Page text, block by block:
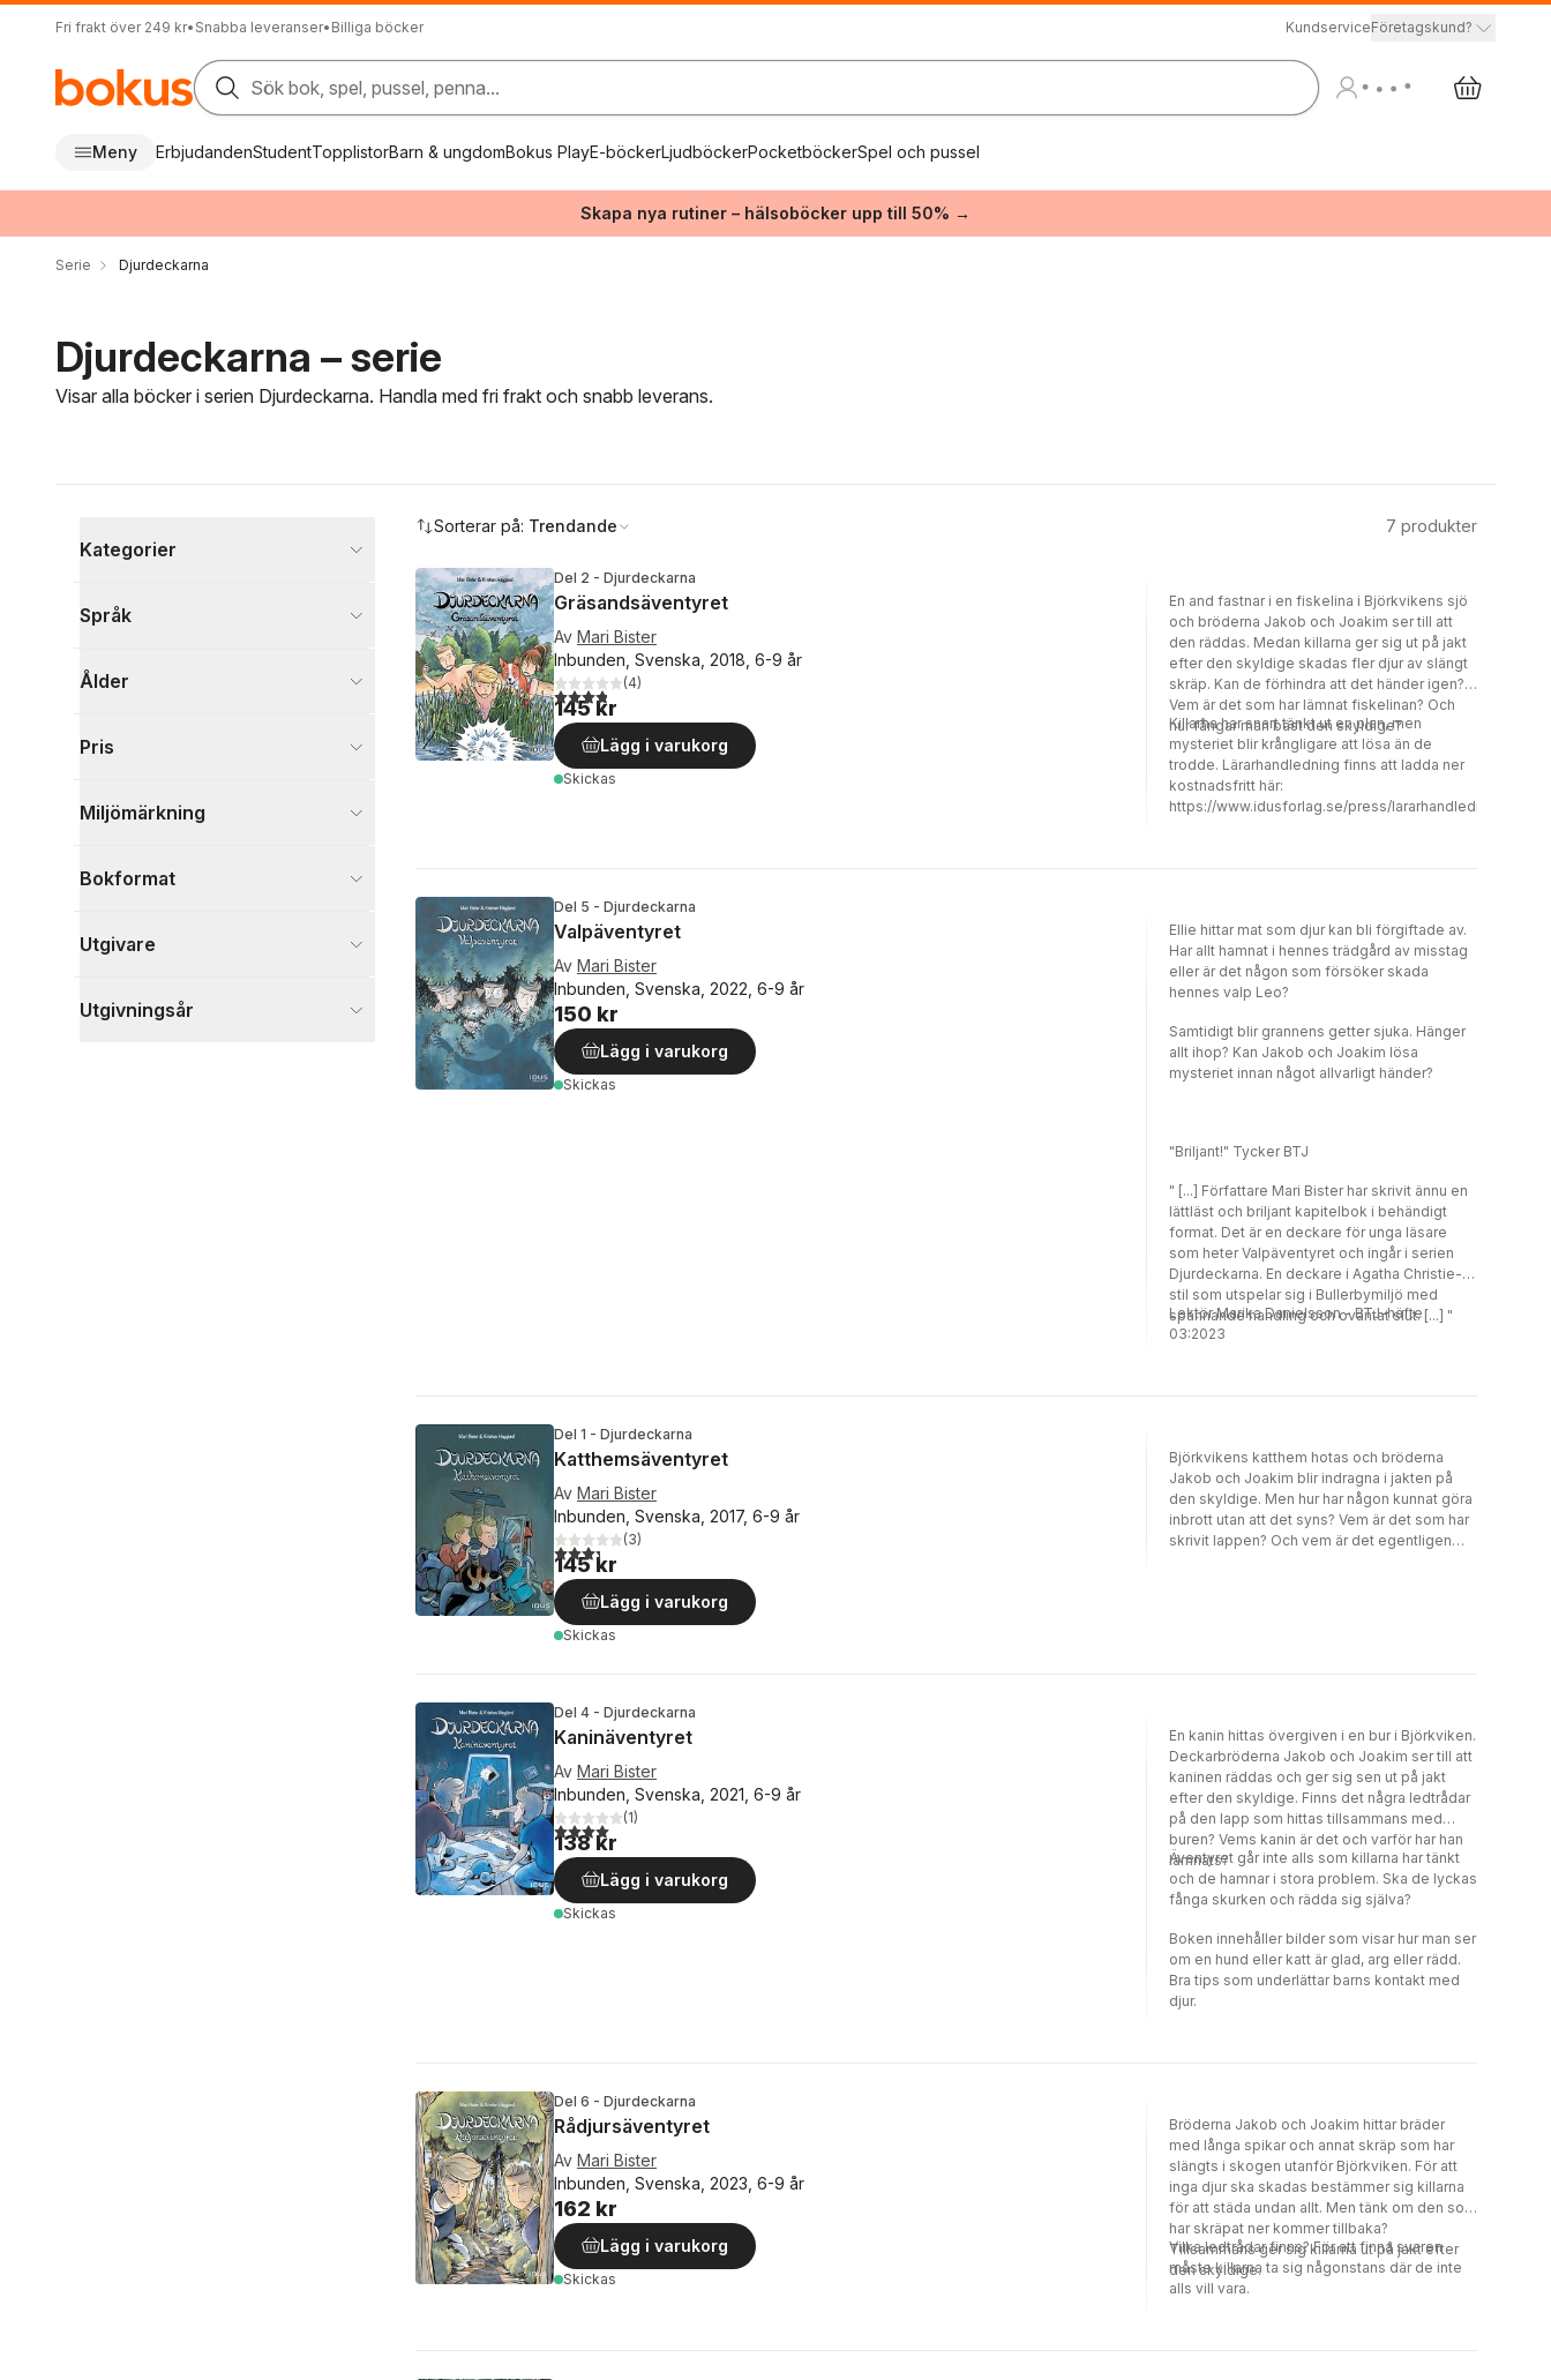
Fri frakt över 249 kr• Snabba leveranser• Billiga böcker KundserviceFöretagskund?
Sök bok, spel, pussel, penna...
Meny ErbjudandenStudentTopplistorBarn & ungdomBokus PlayE-böckerLjudböckerPocketböckerSpel och pussel
Skapa nya rutiner – hälsoböcker upp till 50% →
Serie Djurdeckarna
Djurdeckarna – serie
Visar alla böcker i serien Djurdeckarna. Handla med fri frakt och snabb leverans.
Kategorier
Visa fler
Språk
Ålder
Pris
Miljömärkning
Bokformat
Utgivare
Utgivningsår
Sorterar på: Trendande 7 produkter
Del 2 - Djurdeckarna
Gräsandsäventyret
Av Mari Bister
Inbunden, Svenska, 2018, 6-9 år
3,8utav 5 stjärnor. Totalt antal röster:
(4)
145 kr
Lägg i varukorg
Skickas
En and fastnar i en fiskelina i Björkvikens sjö
och bröderna Jakob och Joakim ser till att
den räddas. Medan killarna ger sig ut på jakt
efter den skyldige skadas fler djur av slängt
skräp. Kan de förhindra att det händer igen?
Vem är det som har lämnat fiskelinan? Och
hur fångar man bäst den skyldige?
Killarna har snart tänkt ut en plan, men
mysteriet blir krångligare att lösa än de
trodde. Lärarhandledning finns att ladda ner
kostnadsfritt här:
https://www.idusforlag.se/press/
Del 5 - Djurdeckarna
Valpäventyret
Av Mari Bister
Inbunden, Svenska, 2022, 6-9 år
150 kr
Lägg i varukorg
Skickas
Ellie hittar mat som djur kan bli förgiftade av.
Har allt hamnat i hennes trädgård av misstag
eller är det någon som försöker skada
hennes valp Leo?
Samtidigt blir grannens getter sjuka. Hänger
allt ihop? Kan Jakob och Joakim lösa
mysteriet innan något allvarligt händer?
"Briljant!" Tycker BTJ
" [...] Författare Mari Bister har skrivit ännu en
lättläst och briljant kapitelbok i behändigt
format. Det är en deckare för unga läsare
som heter Valpäventyret och ingår i serien
Djurdeckarna. En deckare i Agatha Christie-
stil som utspelar sig i Bullerbymiljö med
spännande handling och oväntat slut. [...] "
Lektör Marika Danielsson - BTJ-häfte
03:2023
Del 1 - Djurdeckarna
Katthemsäventyret
Av Mari Bister
Inbunden, Svenska, 2017, 6-9 år
3,3utav 5 stjärnor. Totalt antal röster:
(3)
145 kr
Lägg i varukorg
Skickas
Björkvikens katthem hotas och bröderna
Jakob och Joakim blir indragna i jakten på
den skyldige. Men hur har någon kunnat göra
inbrott utan att det syns? Vem är det som har
skrivit lappen? Och vem är det egentligen
Del 4 - Djurdeckarna
Kaninäventyret
Av Mari Bister
Inbunden, Svenska, 2021, 6-9 år
4,0utav 5 stjärnor. Totalt antal röster:
(1)
138 kr
Lägg i varukorg
Skickas
En kanin hittas övergiven i en bur i Björkviken.
Deckarbröderna Jakob och Joakim ser till att
kaninen räddas och ger sig sen ut på jakt
efter den skyldige. Finns det några ledtrådar
på den lapp som hittas tillsammans med
buren? Vems kanin är det och varför har han
lämnats?
Äventyret går inte alls som killarna har tänkt
och de hamnar i stora problem. Ska de lyckas
fånga skurken och rädda sig själva?
Boken innehåller bilder som visar hur man ser
om en hund eller katt är glad, arg eller rädd.
Bra tips som underlättar barns kontakt med
djur.
Del 6 - Djurdeckarna
Rådjursäventyret
Av Mari Bister
Inbunden, Svenska, 2023, 6-9 år
162 kr
Lägg i varukorg
Skickas
Bröderna Jakob och Joakim hittar bräder
med långa spikar och annat skräp som har
slängts i skogen utanför Björkviken. För att
inga djur ska skadas bestämmer sig killarna
för att städa undan allt. Men tänk om den som
har skräpat ner kommer tillbaka?
Tillsammans ger sig killarna ut på jakt efter
den skyldige.
Vilka ledtrådar finns? För att finna svaren
måste killarna ta sig någonstans där de inte
alls vill vara.